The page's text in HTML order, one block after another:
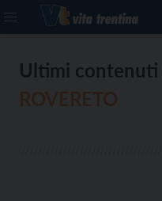
Ultimi contenuti